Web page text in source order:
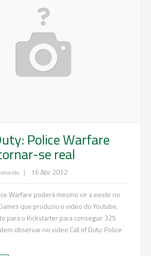
Police Warfare
se real
| 16 Abr 2012
Warfare poderá mesmo vir a existir no
que produziu o video do Youtube,
para o Kickstarter para conseguir 325
observar no video Call of Duty: Police